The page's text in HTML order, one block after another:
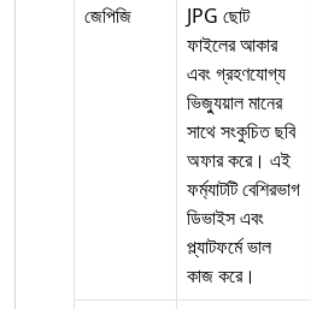
জেপিজি
JPG ছোট
ফাইলের আকার
এবং গ্রহণযোগ্য
ভিজ্যুয়াল মানের
সাথে সংকুচিত ছবি
অফার করে। এই
ফর্ম্যাটটি বেশিরভাগ
ডিভাইস এবং
প্ল্যাটফর্মে ভাল
কাজ করে।